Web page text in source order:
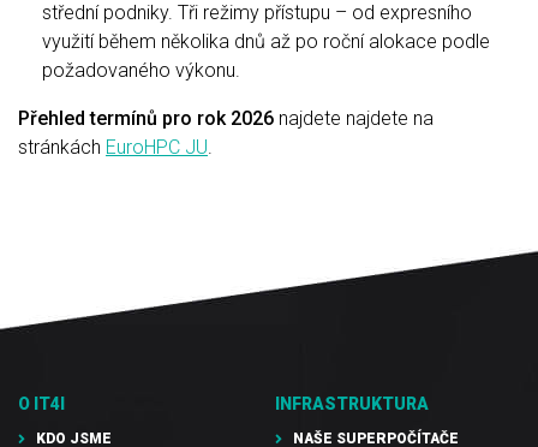
střední podniky. Tři režimy přístupu – od expresního
využití během několika dnů až po roční alokace podle
požadovaného výkonu.
Přehled termínů pro rok 2026 najdete najdete na
stránkách EuroHPC JU.
O IT4I
KDO JSME
INFRASTRUKTURA
NAŠE SUPERPOČÍTAČE